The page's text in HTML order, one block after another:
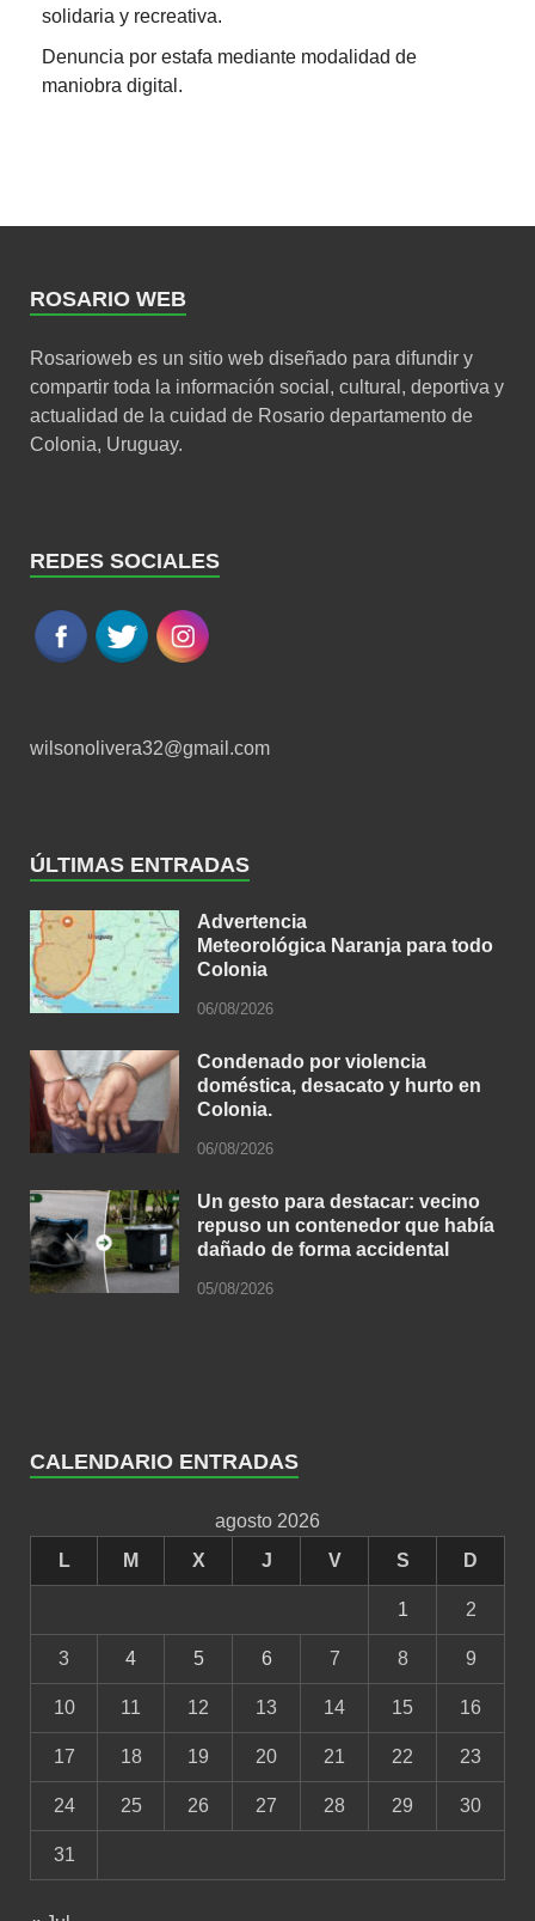
solidaria y recreativa.
Denuncia por estafa mediante modalidad de
maniobra digital.
ROSARIO WEB
Rosarioweb es un sitio web diseñado para difundir y
compartir toda la información social, cultural, deportiva y
actualidad de la cuidad de Rosario departamento de
Colonia, Uruguay.
REDES SOCIALES
wilsonolivera32@gmail.com
ÚLTIMAS ENTRADAS
Advertencia
Meteorológica Naranja para todo
Colonia
06/08/2026
Condenado por violencia
doméstica, desacato y hurto en
Colonia.
06/08/2026
Un gesto para destacar: vecino
repuso un contenedor que había
dañado de forma accidental
05/08/2026
CALENDARIO ENTRADAS
agosto 2026
L
M X J V S D
1 2
3 4 5 6 7 8 9
10 11 12 13 14 15 16
17 18 19 20 21 22 23
24 25 26 27 28 29 30
31